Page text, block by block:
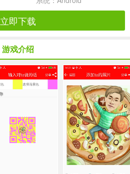
策略塔防
射击枪战
棋牌游戏 音乐游戏
国战网游
体育运动
立即下载
游戏介绍